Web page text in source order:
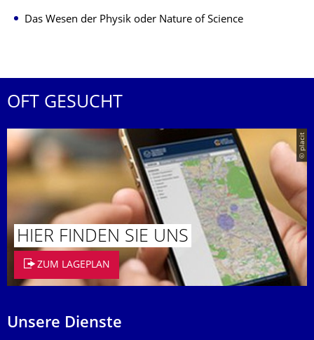
Das Wesen der Physik oder Nature of Science
OFT GESUCHT
© placit
HIER FINDEN SIE UNS
ZUM LAGEPLAN
Unsere Dienste